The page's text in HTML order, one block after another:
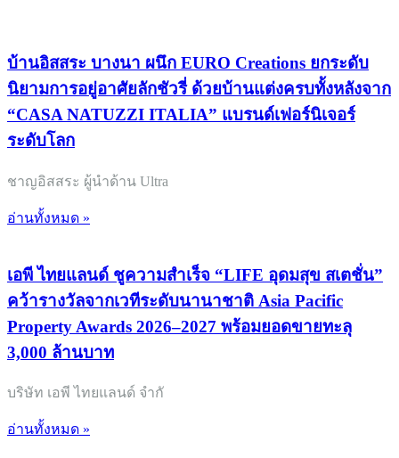
บ้านอิสสระ บางนา ผนึก EURO Creations ยกระดับ
นิยามการอยู่อาศัยลักชัวรี่ ด้วยบ้านแต่งครบทั้งหลังจาก
“CASA NATUZZI ITALIA” แบรนด์เฟอร์นิเจอร์
ระดับโลก
ชาญอิสสระ ผู้นำด้าน Ultra
อ่านทั้งหมด »
เอพี ไทยแลนด์ ชูความสำเร็จ “LIFE อุดมสุข สเตชั่น”
คว้ารางวัลจากเวทีระดับนานาชาติ Asia Pacific
Property Awards 2026–2027 พร้อมยอดขายทะลุ
3,000 ล้านบาท
บริษัท เอพี ไทยแลนด์ จำกั
อ่านทั้งหมด »